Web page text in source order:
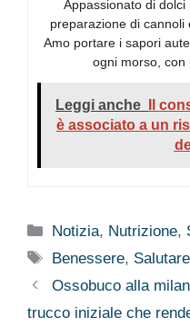
Appassionato di
preparazione di cannoli
Amo portare i sapori
ogni morso, con
Leggi anche
Il
è associato a un
Categorie
Notizia, Nutrizione,
Tag
Benessere,
Ossobuco alla
trucco iniziale che